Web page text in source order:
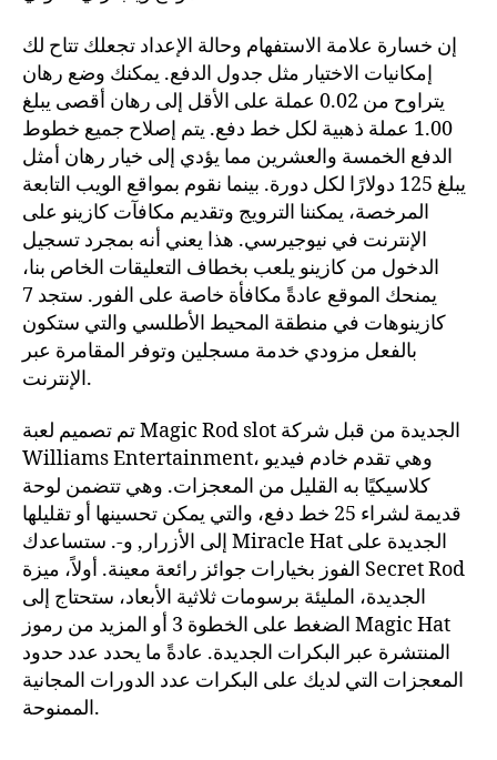
إن خسارة علامة الاستفهام وحالة الإعداد تجعلك تتاح لك
إمكانيات الاختيار مثل جدول الدفع. يمكنك وضع رهان
يتراوح من 0.02 عملة على الأقل إلى رهان أقصى يبلغ
1.00 عملة ذهبية لكل خط دفع. يتم إصلاح جميع خطوط
الدفع الخمسة والعشرين مما يؤدي إلى خيار رهان أمثل
يبلغ 125 دولارًا لكل دورة. بينما نقوم بمواقع الويب التابعة
المرخصة، يمكننا الترويج وتقديم مكافآت كازينو على
الإنترنت في نيوجيرسي. هذا يعني أنه بمجرد تسجيل
الدخول من كازينو يلعب بخطاف التعليقات الخاص بنا،
يمنحك الموقع عادةً مكافأة خاصة على الفور. ستجد 7
كازينوهات في منطقة المحيط الأطلسي والتي ستكون
بالفعل مزودي خدمة مسجلين وتوفر المقامرة عبر
الإنترنت.
تم تصميم لعبة Magic Rod slot الجديدة من قبل شركة
Williams Entertainment، وهي تقدم خادم فيديو
كلاسيكيًا به القليل من المعجزات. وهي تتضمن لوحة
قديمة لشراء 25 خط دفع، والتي يمكن تحسينها أو تقليلها
إلى الأزرار, و-. ستساعدك Miracle Hat الجديدة على
الفوز بخيارات جوائز رائعة معينة. أولاً، ميزة Secret Rod
الجديدة، المليئة برسومات ثلاثية الأبعاد، ستحتاج إلى
الضغط على الخطوة 3 أو المزيد من رموز Magic Hat
المنتشرة عبر البكرات الجديدة. عادةً ما يحدد عدد حدود
المعجزات التي لديك على البكرات عدد الدورات المجانية
الممنوحة.